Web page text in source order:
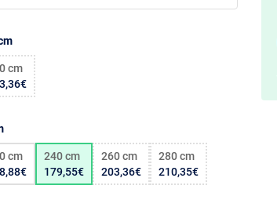
cm
cm
240 cm
179,55€
260 cm
203,36€
280 cm
210,35€